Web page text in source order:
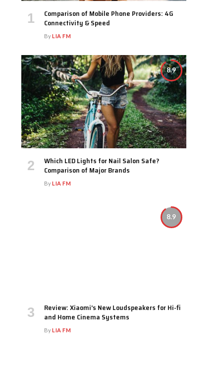
Comparison of Mobile Phone Providers: 4G
Connectivity & Speed
ByLIA FM
8.9
Which LED Lights for Nail Salon Safe?
Comparison of Major Brands
ByLIA FM
8.9
Review: Xiaomi’s New Loudspeakers for Hi-fi
and Home Cinema Systems
ByLIA FM